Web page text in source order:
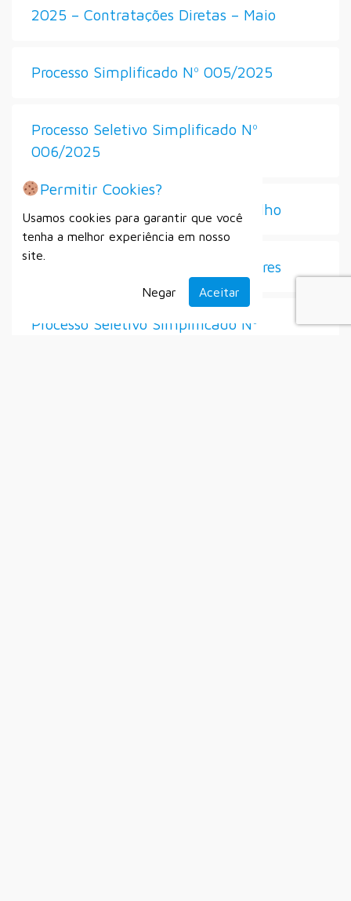
2025 – Contratações Diretas – Maio
Processo Simplificado Nº 005/2025
Processo Seletivo Simplificado Nº
006/2025
2025 – Contratações Diretas – Julho
Seleção de Diretores e Vice-Diretores
Processo Seletivo Simplificado Nº
Permitir Cookies?
Usamos cookies para garantir que você
tenha a melhor experiência em nosso
site.
Negar Aceitar